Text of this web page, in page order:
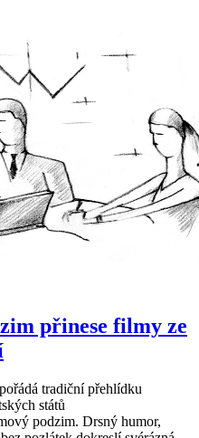
přinese filmy ze
tradiční přehlídku
států
podzim. Drsný humor,